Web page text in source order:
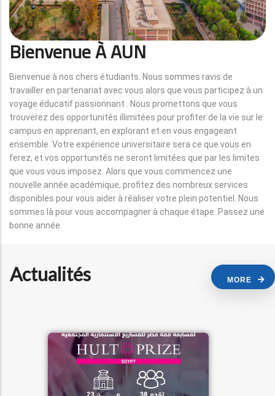
Bienvenue À AUN
Bienvenue à nos chers étudiants. Nous sommes ravis de
travailler en partenariat avec vous alors que vous participez à un
voyage éducatif passionnant . Nous promettons que vous
trouverez des opportunités illimitées pour profiter de la vie sur le
campus en apprenant, en explorant et en vous engageant
ensemble. Votre expérience universitaire sera ce que vous en
ferez, et vos opportunités ne seront limitées que par les limites
que vous vous imposez. Alors que vous commencez une
nouvelle année académique, profitez des nombreux services
disponibles pour vous aider à réaliser votre plein potentiel. Nous
sommes là pour vous accompagner à chaque étape. Passez une
bonne année.
Actualités MORE